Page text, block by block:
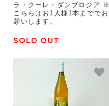
ラ・クーレ・ダンブロジア ※
こちらはお1人様1本まででお
願いします。
SOLD OUT